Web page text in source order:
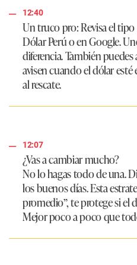
12:40
Un truco pro:Revisa el
Dólar Perú o en Google.
diferencia. También
avisen cuando el dólar
al rescate.
12:07
¿Vas a cambiar mucho?
No lo hagas todo de una.
los buenos días. Esta
promedio”, te protege si el
Mejor poco a poco que